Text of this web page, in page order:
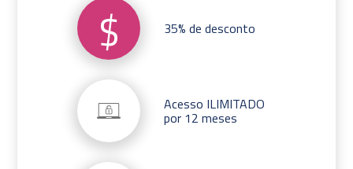
$ 35% de desconto
Acesso ILIMITADO
por 12 meses